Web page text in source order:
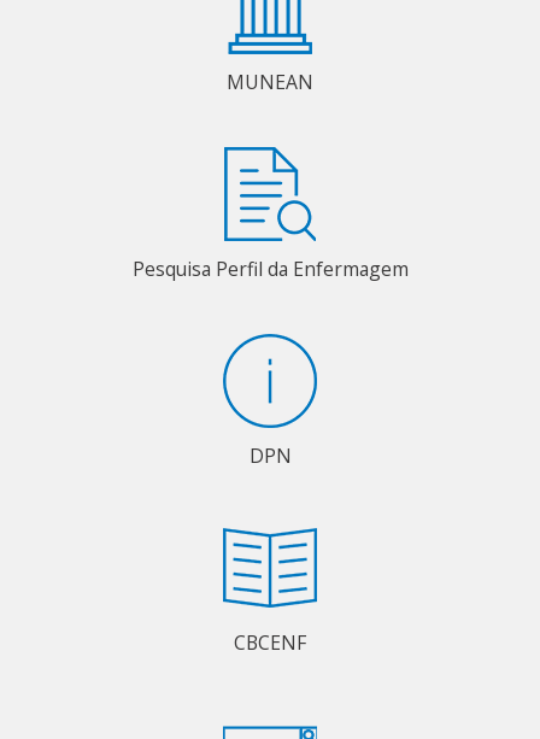
MUNEAN
Pesquisa Perfil da Enfermagem
DPN
CBCENF